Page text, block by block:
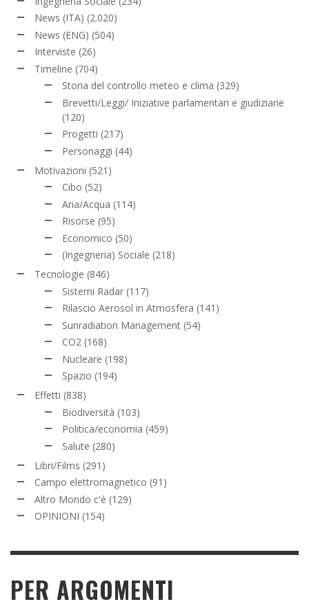
News (ITA) (2.020)
News (ENG) (504)
Interviste (26)
Timeline (704)
Storia del controllo meteo e clima (329)
Brevetti/Leggi/ Iniziative parlamentari e giudiziarie
(120)
Progetti (217)
Personaggi (44)
Motivazioni (521)
Cibo (52)
Aria/Acqua (114)
Risorse (95)
Economico (50)
(Ingegneria) Sociale (218)
Tecnologie (846)
Sistemi Radar (117)
Rilascio Aerosol in Atmosfera (141)
Sunradiation Management (54)
CO2 (168)
Nucleare (198)
Spazio (194)
Effetti (838)
Biodiversità (103)
Politica/economia (459)
Salute (280)
Libri/Films (291)
Campo elettromagnetico (91)
Altro Mondo c'è (129)
OPINIONI (154)
PER ARGOMENTI